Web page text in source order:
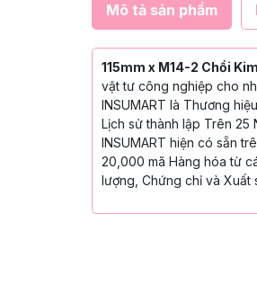
Mô tả sản phẩm
115mm x M14-2 Chổi
vật tư công nghiệp cho
INSUMART là Thương
Lịch sử thành lập Trên 25
INSUMART hiện có sẵn
20,000 mã Hàng hóa từ
lượng, Chứng chỉ và Xuất